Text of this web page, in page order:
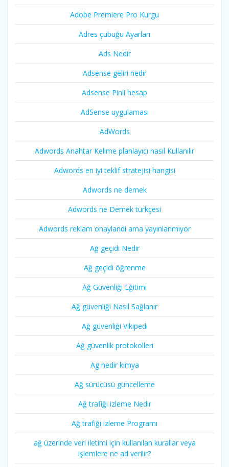
Adobe Premiere Pro Kurgu
Adres çubuğu Ayarları
Ads Nedir
Adsense geliri nedir
Adsense Pinli hesap
AdSense uygulaması
AdWords
Adwords Anahtar Kelime planlayıcı nasıl Kullanılır
Adwords en iyi teklif stratejisi hangisi
Adwords ne demek
Adwords ne Demek türkçesi
Adwords reklam onaylandi ama yayınlanmıyor
Ağ geçidi Nedir
Ağ geçidi öğrenme
Ağ Güvenliği Eğitimi
Ağ güvenliği Nasıl Sağlanır
Ağ güvenliği Vikipedi
Ağ güvenlik protokolleri
Ag nedir kimya
Ağ sürücüsü güncelleme
Ağ trafiği izleme Nedir
Ağ trafiği izleme Programı
ağ üzerinde veri iletimi için kullanılan kurallar veya
işlemlere ne ad verilir?